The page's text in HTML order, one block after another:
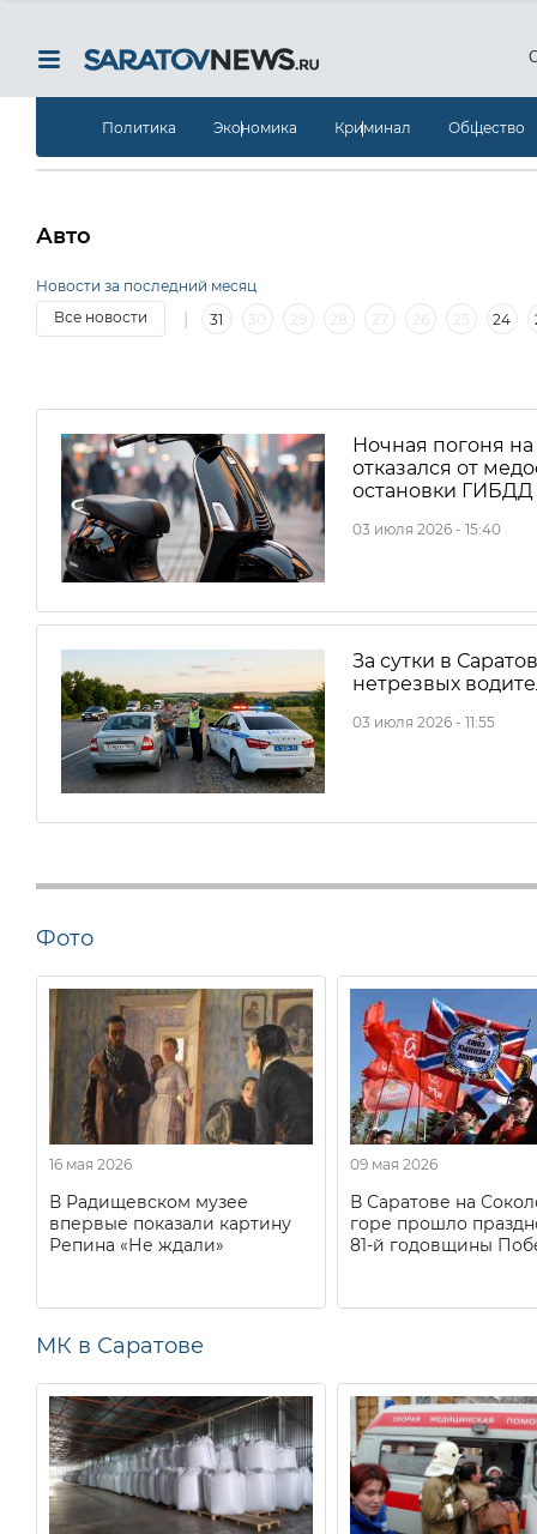
Политика Экономика Криминал Общество
Авто
Новости за последний месяц
Все новости
| 31 30 29 28 27 26 25 24
Ночная погоня на
отказался от
остановки ГИБДД
03 июля 2026 - 15:40
За сутки в
нетрезвых
03 июля 2026 - 11:55
Фото
16 мая 2026
В Радищевском музее
впервые показали картину
Репина «Не ждали»
09 мая 2026
В Саратове на
горе прошло
81-й годовщины
МК в Саратове